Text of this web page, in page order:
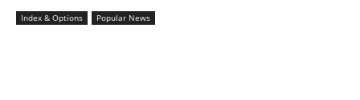
Index & Options Popular News